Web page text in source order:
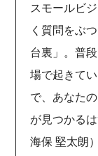
スモールビ
く質問をぶ
台裏」。普
場で起きて
で、あなた
が見つかる
海保 堅太朗）